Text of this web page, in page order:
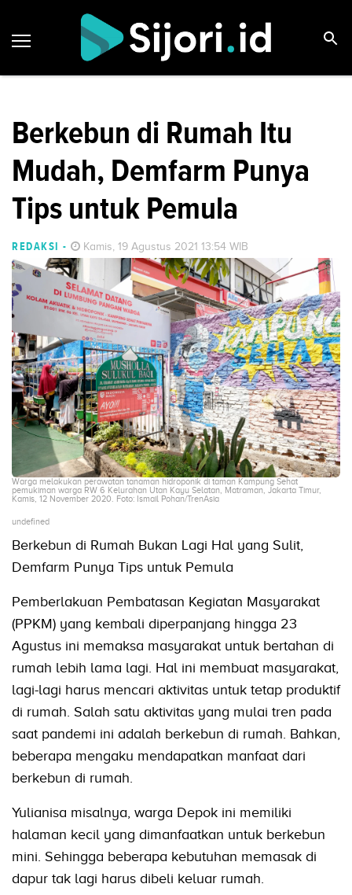
Berkebun di Rumah Itu
Mudah, Demfarm Punya
Tips untuk Pemula
REDAKSI - Kamis, 19 Agustus 2021 13:54 WIB
Warga melakukan perawatan tanaman hidroponik di taman Kampung Sehat
pemukiman warga RW 6 Kelurahan Utan Kayu Selatan, Matraman, Jakarta Timur,
Kamis, 12 November 2020. Foto: Ismail Pohan/TrenAsia
undefined
Berkebun di Rumah Bukan Lagi Hal yang Sulit,
Demfarm Punya Tips untuk Pemula
Pemberlakuan Pembatasan Kegiatan Masyarakat
(PPKM) yang kembali diperpanjang hingga 23
Agustus ini memaksa masyarakat untuk bertahan di
rumah lebih lama lagi. Hal ini membuat masyarakat,
lagi-lagi harus mencari aktivitas untuk tetap produktif
di rumah. Salah satu aktivitas yang mulai tren pada
saat pandemi ini adalah berkebun di rumah. Bahkan,
beberapa mengaku mendapatkan manfaat dari
berkebun di rumah.
Yulianisa misalnya, warga Depok ini memiliki
halaman kecil yang dimanfaatkan untuk berkebun
mini. Sehingga beberapa kebutuhan memasak di
dapur tak lagi harus dibeli keluar rumah.